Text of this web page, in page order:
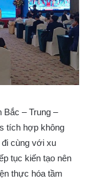
– Trung –
tích hợp không
cùng với xu
tục kiến tạo nên
thực hóa tầm